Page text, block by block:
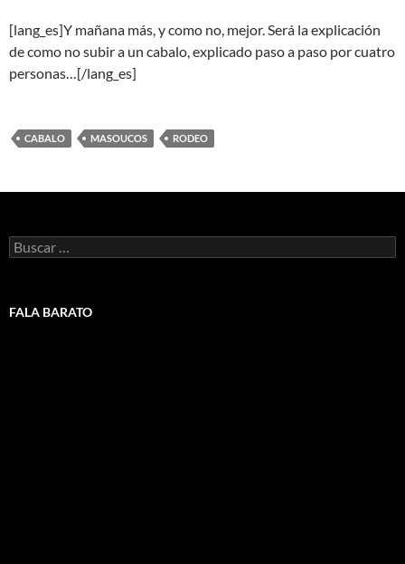
[lang_es]Y mañana más, y como no, mejor. Será la explicación
de como no subir a un cabalo, explicado paso a paso por cuatro
personas…[/lang_es]
CABALO MASOUCOS RODEO
Buscar:
FALA BARATO